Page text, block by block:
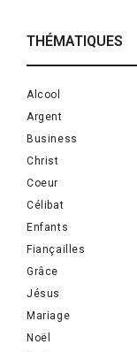
THÉMATIQUES
Alcool
Argent
Business
Christ
Coeur
Célibat
Enfants
Fiançailles
Grâce
Jésus
Mariage
Noël